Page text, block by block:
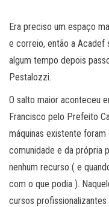
Era preciso um espaço
e correio, então a Acadef
algum tempo depois
Pestalozzi.
O salto maior aconteceu
Francisco pelo Prefeito
máquinas existente
comunidade e da própria
nenhum recurso ( e
com o que podia ).
cursos